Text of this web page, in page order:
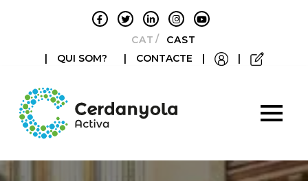
CATALÀCASTELLANO
|
QUI SOM? | CONTACTE | |